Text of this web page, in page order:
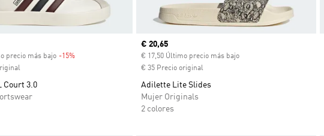
precio más bajo -15%Descuento
Court 3.0
Precio actual
€ 20,65
€ 17,50 Último precio más bajo
€ 35 Precio original
Adilette Lite Slides
Mujer Originals
2 colores